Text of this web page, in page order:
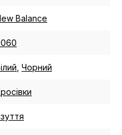
Balance
Чорний